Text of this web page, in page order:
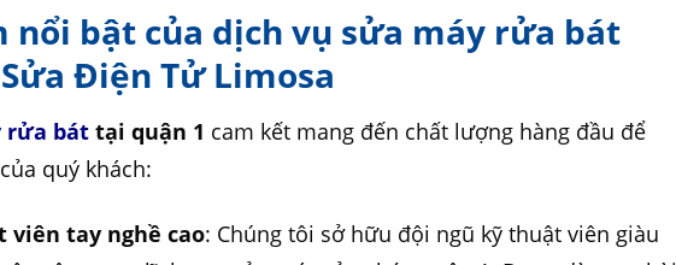
nổi bật của dịch vụ sửa máy rửa bát
Điện Tử Limosa
rửa bát tại quận 1 cam kết mang đến chất lượng hàng đầu để
quý khách:
tay nghề cao: Chúng tôi sở hữu đội ngũ kỹ thuật viên giàu